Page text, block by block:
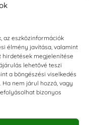
az eszközinformációk
élmény javítása, valamint
megjelenítése
lehetővé teszi
a böngészési viselkedés
nem járul hozzá, vagy
bizonyos